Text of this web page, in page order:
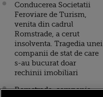
Conducerea Societatii
Feroviare de Turism,
venita din cadrul
Romstrade, a cerut
insolventa. Tragedia unei
companii de stat de care
s-au bucurat doar
rechinii imobiliari
Romstrade, compania